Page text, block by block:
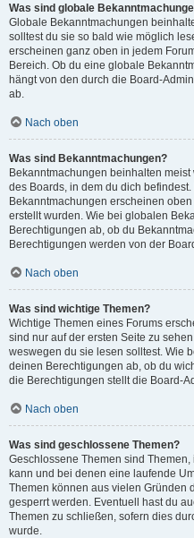
Was sind globale
Globale Bekanntmachungen
solltest du sie so bald wie möglich
erscheinen ganz oben in jedem
Bereich. Ob du eine globale
hängt von den durch die Board-
ab.
Nach oben
Was sind Bekanntmachungen?
Bekanntmachungen beinhalten
des Boards, in dem du dich befindest.
Bekanntmachungen erscheinen
erstellt wurden. Wie bei globalen
Berechtigungen ab, ob du
Berechtigungen werden von der
Nach oben
Was sind wichtige Themen?
Wichtige Themen eines Forums
sind nur auf der ersten Seite zu
weswegen du sie lesen solltest. Wie
deinen Berechtigungen ab, ob du
die Berechtigungen stellt die Board-
Nach oben
Was sind geschlossene Themen?
Geschlossene Themen sind
kann und bei denen eine laufende
Themen können aus vielen Gründen
gesperrt werden. Eventuell hast du
Themen zu schließen, sofern dies
wurde.